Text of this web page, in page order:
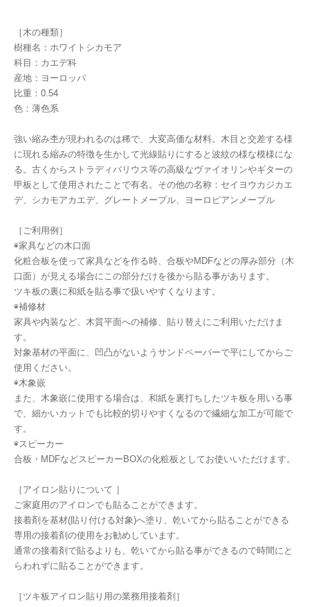
［木の種類］
樹種名：ホワイトシカモア
科目：カエデ科
産地：ヨーロッパ
比重：0.54
色：薄色系
強い縮み杢が現われるのは稀で、大変高価な材料。木目と交差する様
に現れる縮みの特徴を生かして光線貼りにすると波紋の様な模様にな
る。古くからストラディバリウス等の高級なヴァイオリンやギターの
甲板として使用されたことで有名。その他の名称：セイヨウカジカエ
デ、シカモアカエデ、グレートメープル、ヨーロピアンメープル
［ご利用例］
◉家具などの木口面
化粧合板を使って家具などを作る時、合板やMDFなどの厚み部分（木
口面）が見える場合にこの部分だけを後から貼る事があります。
ツキ板の裏に和紙を貼る事で扱いやすくなります。
◉補修材
家具や内装など、木質平面への補修、貼り替えにご利用いただけま
す。
対象基材の平面に、凹凸がないようサンドペーパーで平にしてからご
使用ください。
◉木象嵌
また、木象嵌に使用する場合は、和紙を裏打ちしたツキ板を用いる事
で、細かいカットでも比較的切りやすくなるので繊細な加工が可能で
す。
◉スピーカー
合板・MDFなどスピーカーBOXの化粧板としてお使いいただけます。
［アイロン貼りについて ］
ご家庭用のアイロンでも貼ることができます。
接着剤を基材(貼り付ける対象)へ塗り、乾いてから貼ることができる
専用の接着剤の使用をお勧めしています。
通常の接着剤で貼るよりも、乾いてから貼る事ができるので時間にと
らわれずに貼ることができます。
［ツキ板アイロン貼り用の業務用接着剤］